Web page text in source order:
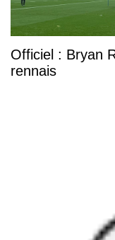
Officiel : Bryan
rennais